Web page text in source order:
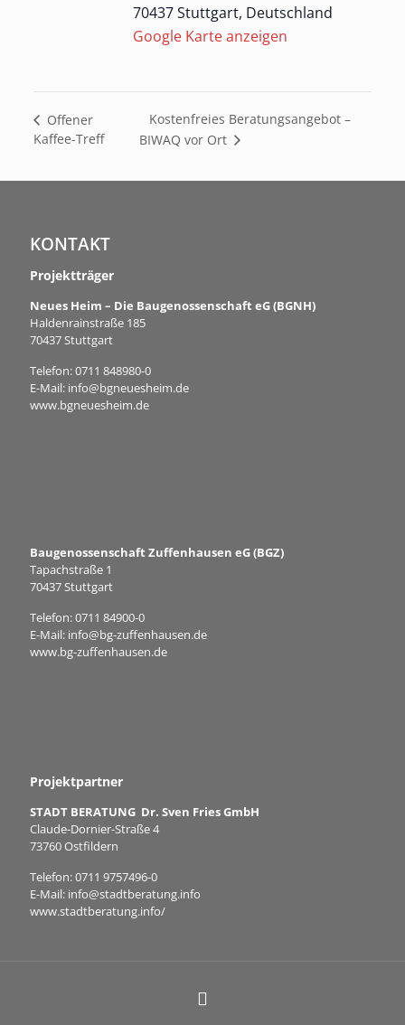
70437 Stuttgart, Deutschland
Google Karte anzeigen
Offener
Kaffee-Treff
Kostenfreies Beratungsangebot –
BIWAQ vor Ort
KONTAKT
Projektträger
Neues Heim – Die Baugenossenschaft eG (BGNH)
Haldenrainstraße 185
70437 Stuttgart
Telefon:0711 848980-0
E-Mail: info@bgneuesheim.de
www.bgneuesheim.de
Baugenossenschaft Zuffenhausen eG (BGZ)
Tapachstraße 1
70437 Stuttgart
Telefon:0711 84900-0
E-Mail: info@bg-zuffenhausen.de
www.bg-zuffenhausen.de
Projektpartner
STADT BERATUNG Dr. Sven Fries GmbH
Claude-Dornier-Straße 4
73760 Ostfildern
Telefon:0711 9757496-0
E-Mail: info@stadtberatung.info
www.stadtberatung.info/